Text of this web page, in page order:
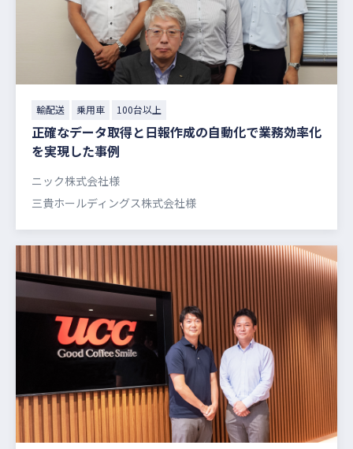
輸配送 乗用車 100台以上
正確なデータ取得と日報作成の自動化で業務効率化
を実現した事例
ニック株式会社様
三貴ホールディングス株式会社様